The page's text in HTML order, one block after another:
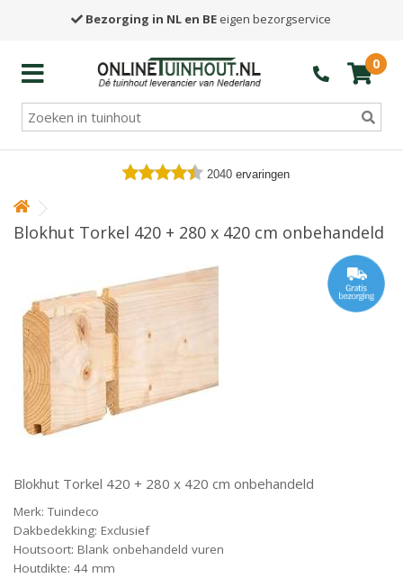
Bezorging in NL en BE eigen bezorgservice
0
2040 ervaringen
Blokhut Torkel 420 + 280 x 420 cm onbehandeld
Blokhut Torkel 420 + 280 x 420 cm onbehandeld
Merk: Tuindeco
Dakbedekking: Exclusief
Houtsoort: Blank onbehandeld vuren
Houtdikte: 44 mm